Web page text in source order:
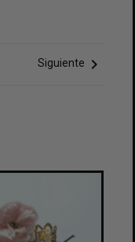
Siguiente chevron_right